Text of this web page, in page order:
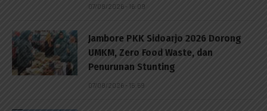
07/08/2026 - 16:09
Jambore PKK Sidoarjo 2026 Dorong
UMKM, Zero Food Waste, dan
Penurunan Stunting
07/08/2026 - 15:59